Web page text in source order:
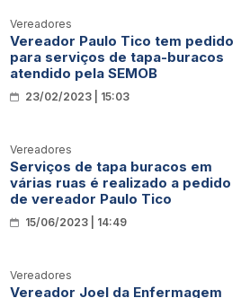
Vereadores
Vereador Paulo Tico tem pedido
para serviços de tapa-buracos
atendido pela SEMOB
23/02/2023 | 15:03
Vereadores
Serviços de tapa buracos em
várias ruas é realizado a pedido
de vereador Paulo Tico
15/06/2023 | 14:49
Vereadores
Vereador Joel da Enfermagem